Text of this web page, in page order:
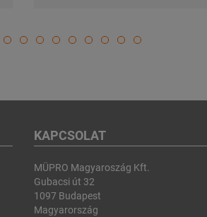
KAPCSOLAT
MÜPRO Magyaroszág Kft.
Gubacsi út 32
1097 Budapest
Magyarország